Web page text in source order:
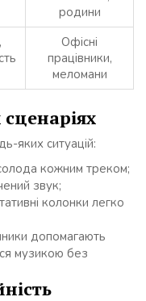
родини
Офісні
працівники,
меломани
сценаріях
яких ситуацій:
кожним треком;
звук;
колонки легко
допомагають
музикою без